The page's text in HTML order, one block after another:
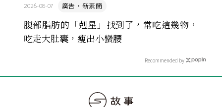
腹部脂肪的「剋星」找到了，常吃這幾物，
吃走大肚囊，瘦出小蠻腰
廣告・新素簡
2026-08-07
Recommended by